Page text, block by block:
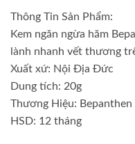
Thông Tin Sản Phẩm:
Kem ngăn ngừa hăm
lành nhanh vết thương
Xuất xứ: Nội Địa Đức
Dung tích: 20g
Thương Hiệu: Bepanthen
HSD: 12 tháng